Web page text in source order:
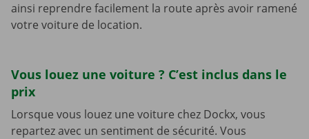
ainsi reprendre facilement la route après avoir ramené
votre voiture de location.
Vous louez une voiture ? C’est inclus dans le
prix
Lorsque vous louez une voiture chez Dockx, vous
repartez avec un sentiment de sécurité. Vous